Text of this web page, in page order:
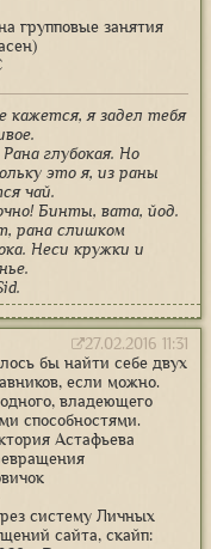
групповые занятия
кажется, я задел тебя
глубокая. Но
это я, из раны
чай.
Бинты, вата, йод.
рана слишком
Неси кружки и
27.02.2016 11:31
бы найти себе двух
если можно.
владеющего
способностями.
Астафьева
систему Личных
сайта, скайп: